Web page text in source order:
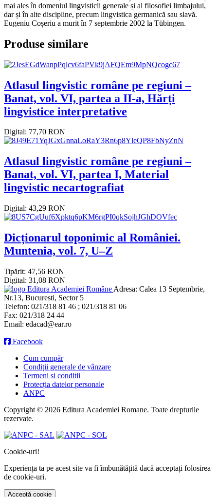
mai ales în domeniul lingvisticii generale și al filosofiei limbajului,
dar și în alte discipline, precum lingvistica germanică sau slavă.
Eugeniu Coșeriu a murit în 7 septembrie 2002 la Tübingen.
Produse similare
Atlasul lingvistic române pe regiuni –
Banat, vol. VI, partea a II-a, Hărți
lingvistice interpretative
Digital: 77,70 RON
Atlasul lingvistic române pe regiuni –
Banat, vol. VI, partea I, Material
lingvistic necartografiat
Digital: 43,29 RON
Dicționarul toponimic al României.
Muntenia, vol. 7, U–Z
Tipărit: 47,56 RON
Digital: 31,08 RON
Editura Academiei Române Adresa: Calea 13 Septembrie,
Nr.13, Bucuresti, Sector 5
Telefon: 021/318 81 46 ; 021/318 81 06
Fax: 021/318 24 44
Email: edacad@ear.ro
Facebook
Cum cumpăr
Condiții generale de vânzare
Termeni si conditii
Protecția datelor personale
ANPC
Copyright © 2026 Editura Academiei Romane. Toate drepturile
rezervate.
Cookie-uri!
Experiența ta pe acest site va fi îmbunătățită dacă acceptați folosirea
de cookie-uri.
Acceptă cookie